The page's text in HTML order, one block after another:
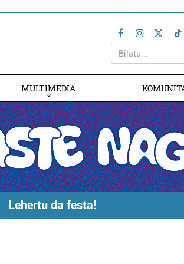
MULTIMEDIA
Lehertu da festa!